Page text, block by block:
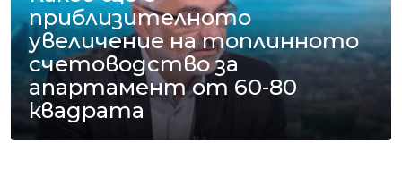
приблизителното
увеличение на топлинното
счетоводство за
апартамент от 60-80
квадрата